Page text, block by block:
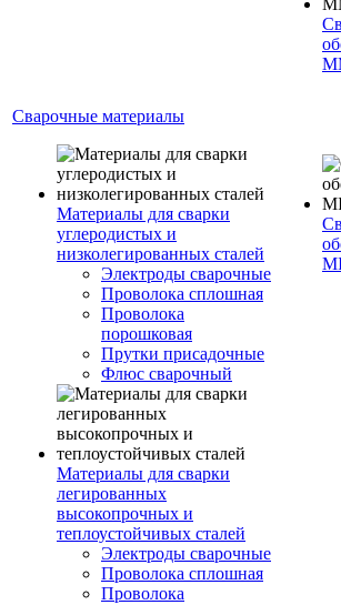
Сварочные материалы
Материалы для сварки
углеродистых и
низколегированных сталей
Электроды сварочные
Проволока сплошная
Проволока
порошковая
Прутки присадочные
Флюс сварочный
Материалы для сварки
легированных
высокопрочных и
теплоустойчивых сталей
Электроды сварочные
Проволока сплошная
Проволока